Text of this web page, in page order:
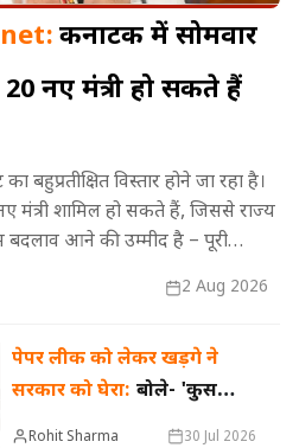
कर्नाटक में सोमवार
नए मंत्री हो सकते हैं
बहुप्रतीक्षित विस्तार होने जा रहा है।
शामिल हो सकते हैं, जिससे राज्य
आने की उम्मीद है – पूरी
2 Aug 2026
पेपर लीक को लेकर खड़गे ने
सरकार को घेरा: बोले- 'कुर्सी
बचाने के लिए एंटी पेपर लीक
Rohit Sharma 30 Jul 2026